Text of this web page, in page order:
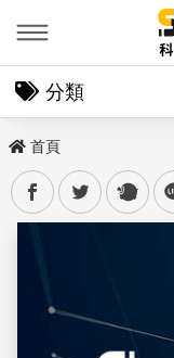
分類
首頁
facebooktwitter plurk